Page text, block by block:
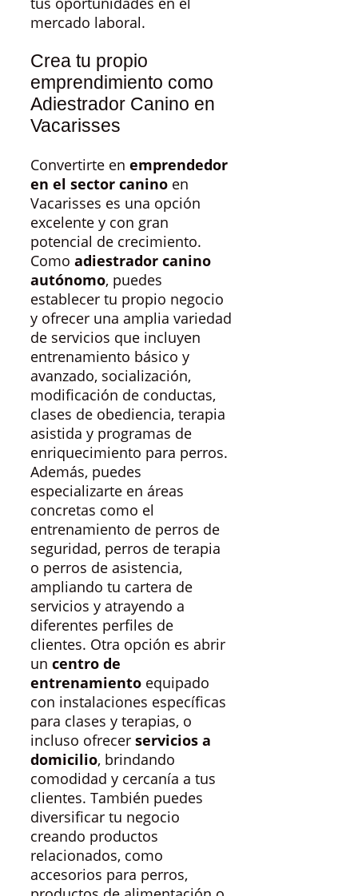
mercado laboral.
Crea tu propio
emprendimiento como
Adiestrador Canino en
Vacarisses
Convertirte en emprendedor
en el sector canino en
Vacarisses es una opción
excelente y con gran
potencial de crecimiento.
Como adiestrador canino
autónomo, puedes
establecer tu propio negocio
y ofrecer una amplia variedad
de servicios que incluyen
entrenamiento básico y
avanzado, socialización,
modificación de conductas,
clases de obediencia, terapia
asistida y programas de
enriquecimiento para perros.
Además, puedes
especializarte en áreas
concretas como el
entrenamiento de perros de
seguridad, perros de terapia
o perros de asistencia,
ampliando tu cartera de
servicios y atrayendo a
diferentes perfiles de
clientes. Otra opción es abrir
un centro de
entrenamiento equipado
con instalaciones específicas
para clases y terapias, o
incluso ofrecer servicios a
domicilio, brindando
comodidad y cercanía a tus
clientes. También puedes
diversificar tu negocio
creando productos
relacionados, como
accesorios para perros,